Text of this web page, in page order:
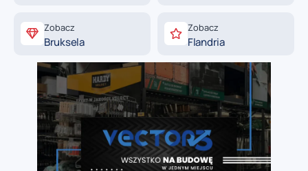
Zobacz
Bruksela
Zobacz
Flandria